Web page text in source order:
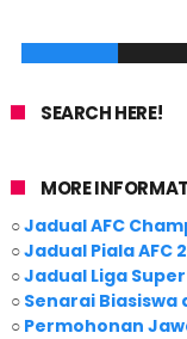
SEARCH HERE!
MORE
○Jadual AFC
○Jadual Piala AFC
○Jadual Liga
○ Senarai Biasiswa
○ Permohonan